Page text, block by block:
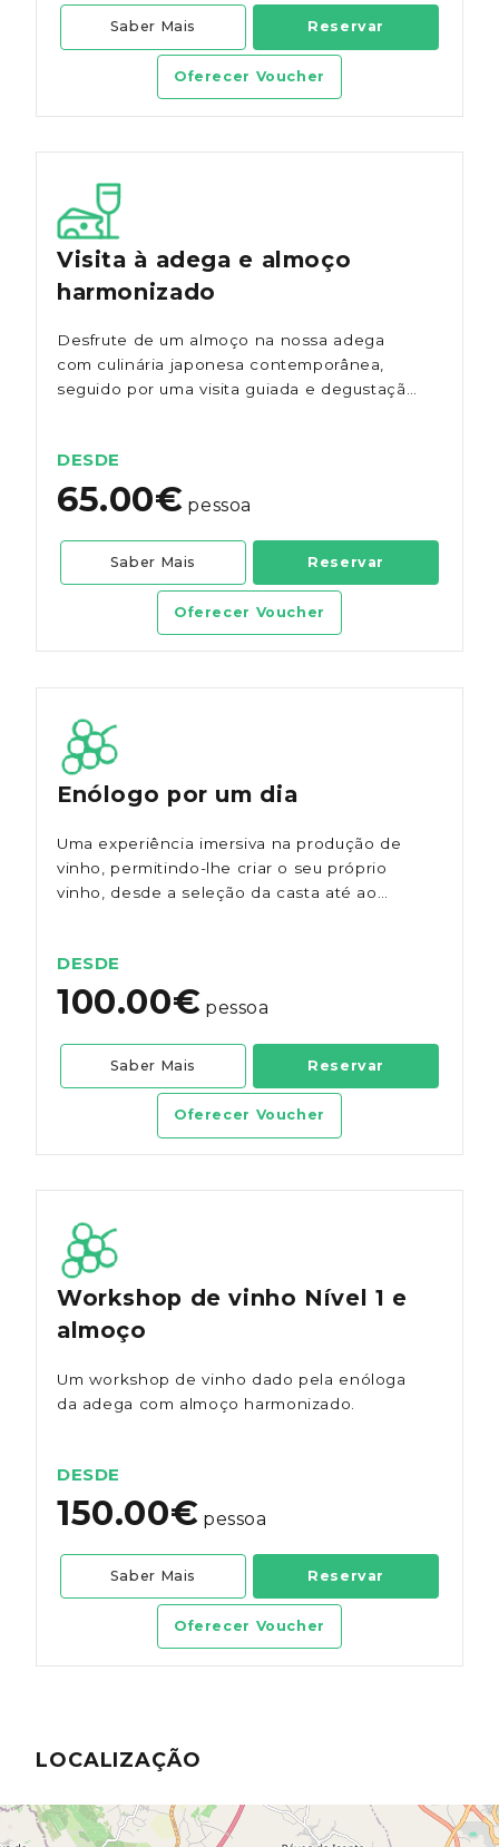
Saber Mais Reservar
Oferecer Voucher
Visita à adega e almoço
harmonizado
Desfrute de um almoço na nossa adega
com culinária japonesa contemporânea,
seguido por uma visita guiada e degustação
japoneses num ambiente acolhedor.
DESDE
65.00€ pessoa
Saber Mais Reservar
Oferecer Voucher
Enólogo por um dia
Uma experiência imersiva na produção de
vinho, permitindo-lhe criar o seu próprio
vinho, desde a seleção da casta até ao
DESDE
100.00€ pessoa
Saber Mais Reservar
Oferecer Voucher
Workshop de vinho Nível 1 e
almoço
Um workshop de vinho dado pela enóloga
da adega com almoço harmonizado.
DESDE
150.00€ pessoa
Saber Mais Reservar
Oferecer Voucher
LOCALIZAÇÃO